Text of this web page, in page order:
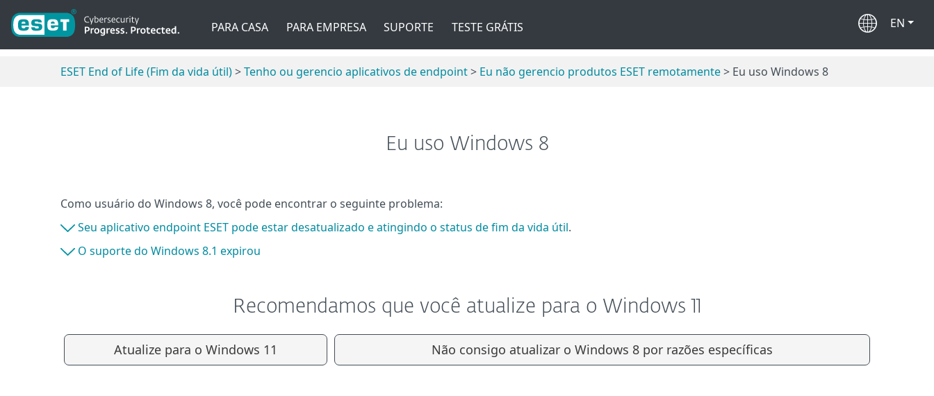
PARA CASA PARA EMPRESA SUPORTE TESTE GRÁTIS EN
ESET End of Life (Fim da vida útil)>Tenho ou gerencio aplicativos de endpoint> Eu não gerencio produtos ESET remotamente> Eu uso Windows 8
Eu uso Windows 8
Como usuário do Windows 8, você pode encontrar o seguinte problema:
Seu aplicativo endpoint ESET pode estar desatualizado e atingindo o status de fim da vida útil.
O suporte do Windows 8.1 expirou
Recomendamos que você atualize para o Windows 11
Atualize para o Windows 11 Não consigo atualizar o Windows 8 por razões específicas